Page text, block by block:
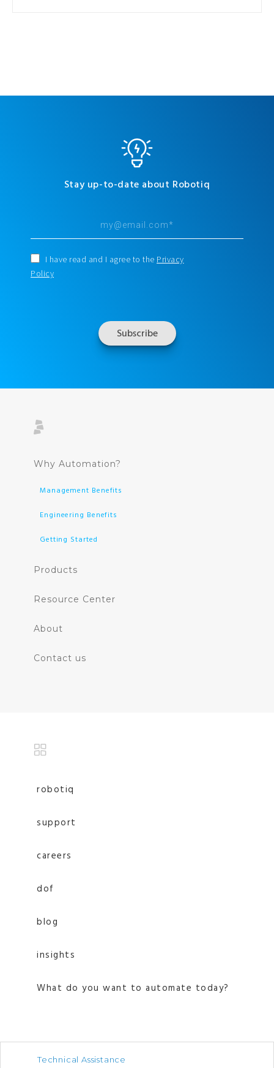
Stay up-to-date about Robotiq
I have read and I agree to the Privacy
Policy
Why Automation?
Management Benefits
Engineering Benefits
Getting Started
Products
Resource Center
About
Contact us
robotiq
support
careers
dof
blog
insights
What do you want to automate today?
Technical Assistance